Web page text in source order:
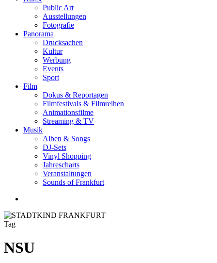
Public Art
Ausstellungen
Fotografie
Panorama
Drucksachen
Kultur
Werbung
Events
Sport
Film
Dokus & Reportagen
Filmfestivals & Filmreihen
Animationsfilme
Streaming & TV
Musik
Alben & Songs
DJ-Sets
Vinyl Shopping
Jahrescharts
Veranstaltungen
Sounds of Frankfurt
Tag
NSU